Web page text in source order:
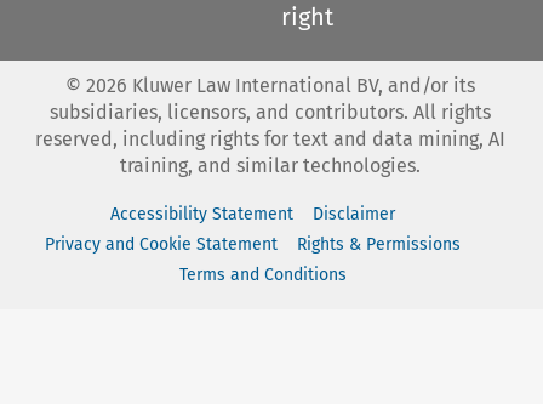
right
© 2026 Kluwer Law International BV, and/or its
subsidiaries, licensors, and contributors. All rights
reserved, including rights for text and data mining, AI
training, and similar technologies.
Accessibility Statement
Disclaimer
Privacy and Cookie Statement
Rights & Permissions
Terms and Conditions